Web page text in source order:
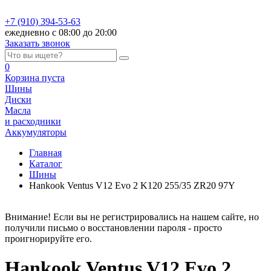
+7 (910) 394-53-63
ежедневно с 08:00 до 20:00
Заказать звонок
0
Корзина пуста
Шины
Диски
Масла
и расходники
Аккумуляторы
Главная
Каталог
Шины
Hankook Ventus V12 Evo 2 K120 255/35 ZR20 97Y
Внимание! Если вы не регистрировались на нашем сайте, но
получили письмо о восстановлении пароля - просто
проигнорируйте его.